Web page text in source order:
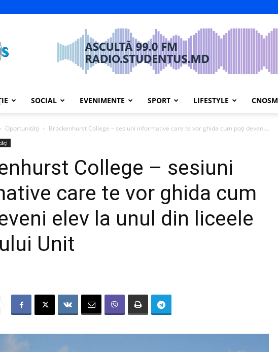
SOCIAL EVENIMENTE SPORT LIFESTYLE CNOSM
Oportunități Brockenhurst College – sesiuni informative care te vor ghida cum poți deveni...
College – sesiuni
care te vor ghida cum
elev la unul din liceele
Unit